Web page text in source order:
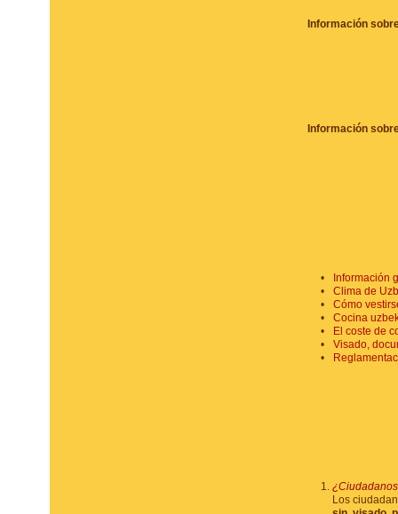
Información
Información
Información
Clima de
Cómo
Cocina
El coste de
Visado,
Los